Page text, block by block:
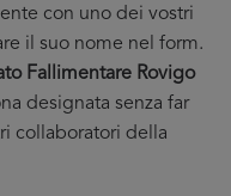
con uno dei vostri
il suo nome nel form.
Fallimentare Rovigo
designata senza far
collaboratori della